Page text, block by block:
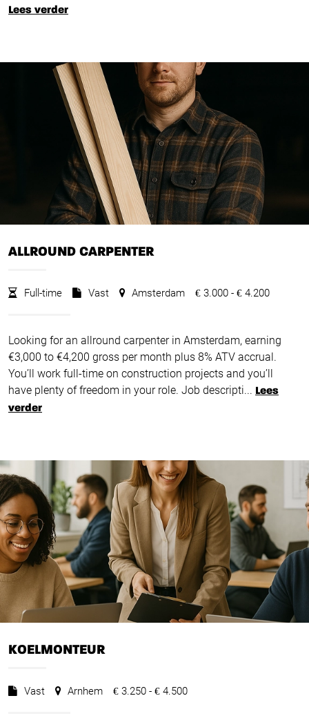
Lees verder
ALLROUND CARPENTER
Full-time Vast Amsterdam € 3.000 - € 4.200
Looking for an allround carpenter in Amsterdam, earning
€3,000 to €4,200 gross per month plus 8% ATV accrual.
You’ll work full-time on construction projects and you’ll
have plenty of freedom in your role. Job descripti... Lees
verder
KOELMONTEUR
Vast Arnhem € 3.250 - € 4.500